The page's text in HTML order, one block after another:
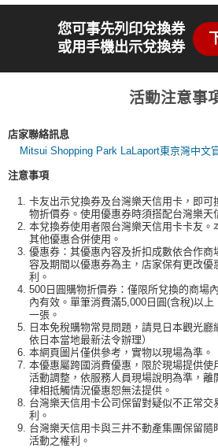
您可事先列印兌換券
或用手機出示兌換券
活動注意事
店家聯絡訊息
Mitsui Shopping Park LaLaport東京灣中文
注意事項
卡友出示兌換券及台灣樂天信用卡，即可
物折價券。使用優惠券時須搭配台灣樂天
本兌換券使用者限台灣樂天信用卡卡友。
其他優惠合併使用。
優惠券：其優惠內容及折扣成數依合作商
容及期間以優惠券為主，店家保有更改優
利。
500日圓購物折價券：僅限所兌換的商場
內有效。單筆消費滿5,000日圓(含稅)以
一張。
日本免稅購物常見問題，請見日本觀光廳
依日本當地最新法令辦理）
本網頁圖片僅供參考，實物以現場為準。
本優惠屬跨國消費優惠，限於現場提供使
活動調整，依服務人員現場說明為準，離
律相抵觸情況優惠恕無法提供。
台灣樂天信用卡公司保留對疑似不正常交
利。
台灣樂天信用卡與三井不動產集團保留隨
活動之權利。